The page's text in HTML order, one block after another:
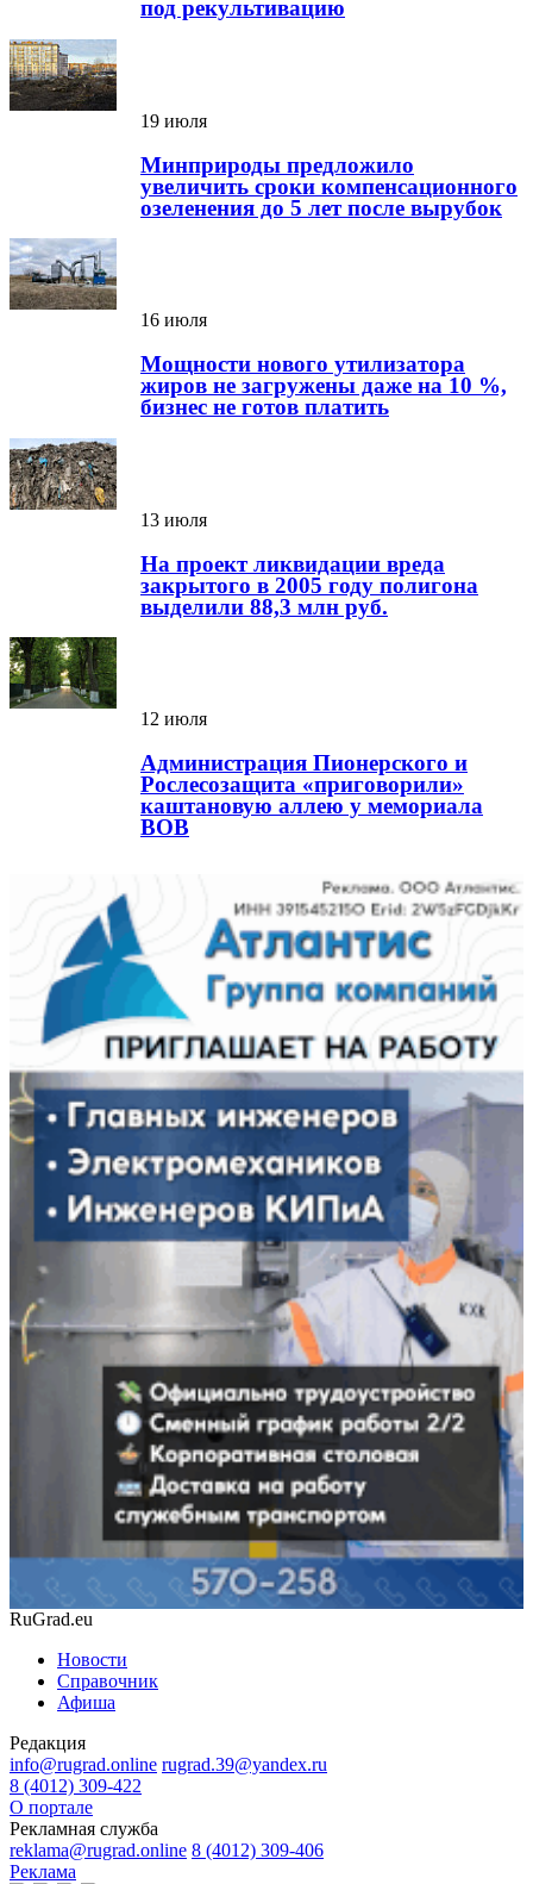
под рекультивацию
19 июля
Минприроды предложило
увеличить сроки компенсационного
озеленения до 5 лет после вырубок
16 июля
Мощности нового утилизатора
жиров не загружены даже на 10 %,
бизнес не готов платить
13 июля
На проект ликвидации вреда
закрытого в 2005 году полигона
выделили 88,3 млн руб.
12 июля
Администрация Пионерского и
Рослесозащита «приговорили»
каштановую аллею у мемориала
ВОВ
RuGrad.eu
Новости
Справочник
Афиша
Редакция
info@rugrad.online rugrad.39@yandex.ru
8 (4012) 309-422
О портале
Рекламная служба
reklama@rugrad.online 8 (4012) 309-406
Реклама